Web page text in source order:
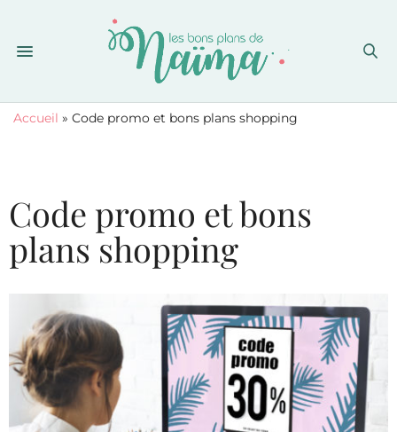
Accueil » Code promo et bons plans shopping
Code promo et bons
plans shopping